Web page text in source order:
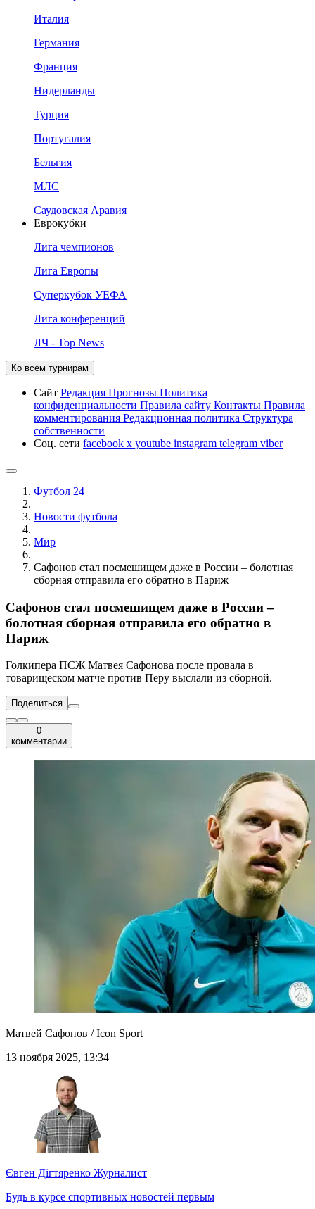
Италия
Германия
Франция
Нидерланды
Турция
Португалия
Бельгия
МЛС
Саудовская Аравия
Еврокубки
Лига чемпионов
Лига Европы
Суперкубок УЕФА
Лига конференций
ЛЧ - Top News
Ко всем турнирам
Сайт Редакция Прогнозы Политика
конфиденциальности Правила сайту Контакты Правила
комментирования Редакционная политика Структура
собственности
Соц. сети facebook x youtube instagram telegram viber
Футбол 24
Новости футбола
Мир
Сафонов стал посмешищем даже в России – болотная
сборная отправила его обратно в Париж
Сафонов стал посмешищем даже в России –
болотная сборная отправила его обратно в
Париж
Голкипера ПСЖ Матвея Сафонова после провала в
товарищеском матче против Перу выслали из сборной.
Поделиться
0
комментарии
Матвей Сафонов / Icon Sport
13 ноября 2025, 13:34
Євген Дігтяренко Журналист
Будь в курсе спортивных новостей первым